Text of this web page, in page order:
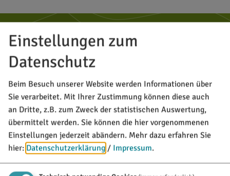
Rathausplatz 1
85135 Titting
08423/9921-0
info@titting.de
TOURISTINFO
Marktstraße 21
85135 Titting
Einstellungen zum
Datenschutz
Beim Besuch unserer Website werden Informationen über
Sie verarbeitet. Mit Ihrer Zustimmung können diese auch
an Dritte, z.B. zum Zweck der statistischen Auswertung,
übermittelt werden. Sie können die hier vorgenommenen
Einstellungen jederzeit abändern. Mehr dazu erfahren Sie
hier: Datenschutzerklärung / Impressum.